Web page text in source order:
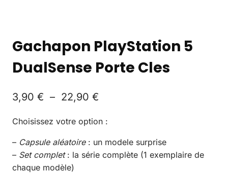
Gachapon PlayStation 5
DualSense Porte Cles
3,90 € – 22,90 €
Choisissez votre option :
– Capsule aléatoire: un modele surprise
– Set complet: la série complète (1 exemplaire de
chaque modèle)